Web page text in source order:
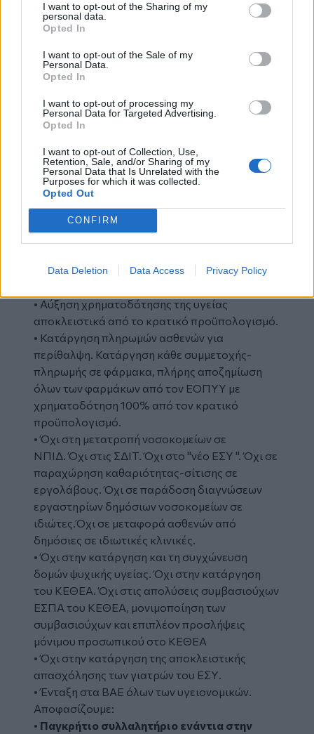
I want to opt-out of the Sharing of my
personal data.
Opted In
I want to opt-out of the Sale of my
Personal Data.
Opted In
I want to opt-out of processing my
Personal Data for Targeted Advertising.
Opted In
I want to opt-out of Collection, Use,
Retention, Sale, and/or Sharing of my
Personal Data that Is Unrelated with the
Purposes for which it was collected.
Opted Out
CONFIRM
Data Deletion Data Access Privacy Policy
• Όχι στις μετακινήσεις. Όχι στη μερική
απασχόληση ιδιωτών γιατρών στο ΕΣΥ.
• Προσλήψεις προσωπικού για το άνοιγμα των
κλειστών και την ανάπτυξη νέων χειρουργικών
αιθουσών.
• Όχι στα απογευματινά επί πληρωμή
χειρουργεία. Δωρεάν ολοήμερη λειτουργία
δημόσιων δομών υγείας.
• Αυξήσεις μισθών υγειονομικών σε επίπεδα
που να καλύπτουν τις σύγχρονεςανάγκες.
Επαναφορά 13ου-14ου μισθού. Αύξηση
αποζημίωσης εφημεριών, αφορολόγητες
πρόσθετες εφημερίες.
• Κίνητρα αγόνων σε όλους τους υγειονομικούς
στους σημερινούς βασικούς μισθούς, με
• Αύξηση χρηματοδότησης της υγείας
αποκλειστικά από το κρατικό προϋπολογισμό.
• Κατάργηση πληρωμών ασθενών για
περίθαλψη. Κατάργηση κάθε συμμετοχής-
πληρωμής σε φάρμακα, πλήρης αποζημίωση
όλων των φαρμάκων από τον ΕΟΠΥΥ με
χρηματοδότηση 100% από τον κρατικό
προϋπολογισμό.
• Όχι στη μετατροπή νοσοκομείων σε
ΝΠΙΔ. Όχι στις ΣΔΙΤ. Όχι στο "νέο ΕΣΥ ". Όχι σε
παραχώρηση καθαριότητας-σίτισης σε
εργολάβους. Όχι σε παράδοση διαγνώσεων
εργαστηρίων δημόσιων νοσοκομείων σε
ιδιώτες.Όχι σε μεταφορά ασθενών από
δημόσιες σε ιδιωτικές κλινικές.
• Όχι στην κατάργηση και τη συγχώνευση
δομών ψυχικής υγείας. Όχι στην κατάργηση
του ΚΕΘΕΑ. Όχι στις απολύσεις συμβασιούχων
ΕΣΠΑ του ΚΕΘΕΑ, μονιμοποίηση των
συμβασιούχων και επιπλέον προσλήψεις
μόνιμου προσωπικού στο ΚΕΘΕΑ
• Όχι στην κατάργηση της αποκλειστικής
απασχόλησης των γιατρών του ΕΣΥ.
• Ένταξη στα ΒΑΕ όλων των υγειονομικών.
Αποφασίζουμε:
• Παγκρήτιο συλλαλητήριο ενάντια στην